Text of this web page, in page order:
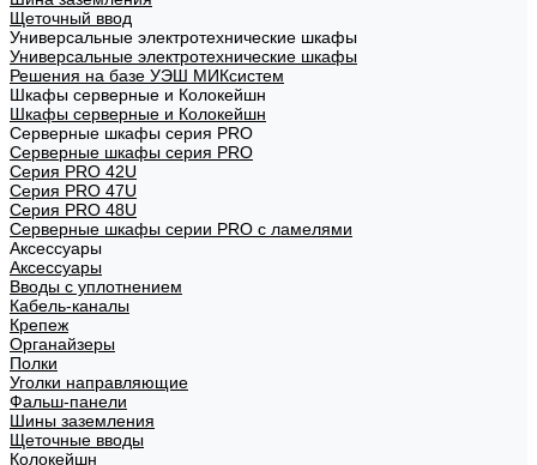
Щеточный ввод
Универсальные электротехнические шкафы
Универсальные электротехнические шкафы
Решения на базе УЭШ МИКсистем
Шкафы серверные и Колокейшн
Шкафы серверные и Колокейшн
Серверные шкафы серия PRO
Серверные шкафы серия PRO
Серия PRO 42U
Серия PRO 47U
Серия PRO 48U
Серверные шкафы серии PRO с ламелями
Аксессуары
Аксессуары
Вводы с уплотнением
Кабель-каналы
Крепеж
Органайзеры
Полки
Уголки направляющие
Фальш-панели
Шины заземления
Щеточные вводы
Колокейшн